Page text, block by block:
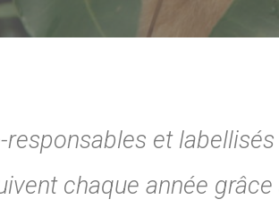
et
chaque année